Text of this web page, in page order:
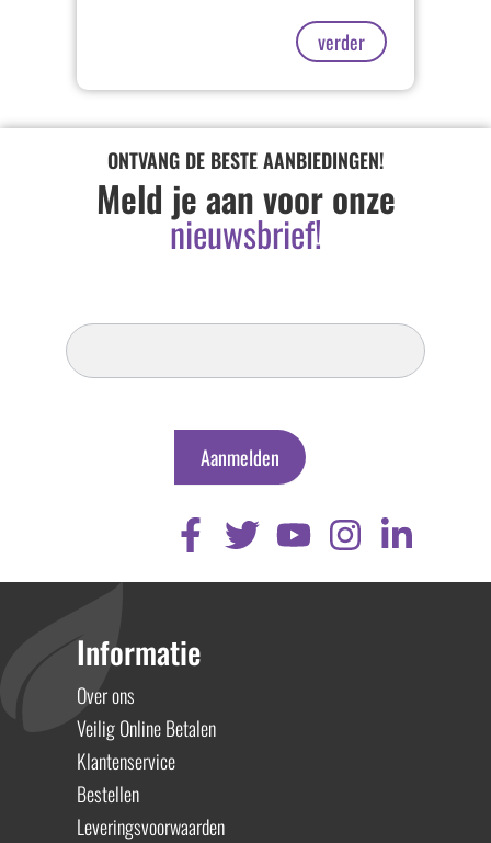
verder
ONTVANG DE BESTE AANBIEDINGEN!
Meld je aan voor onze
nieuwsbrief!
Inschrijven
Nieuwsbrief
Aanmelden
Informatie
Over ons
Veilig Online Betalen
Klantenservice
Bestellen
Leveringsvoorwaarden